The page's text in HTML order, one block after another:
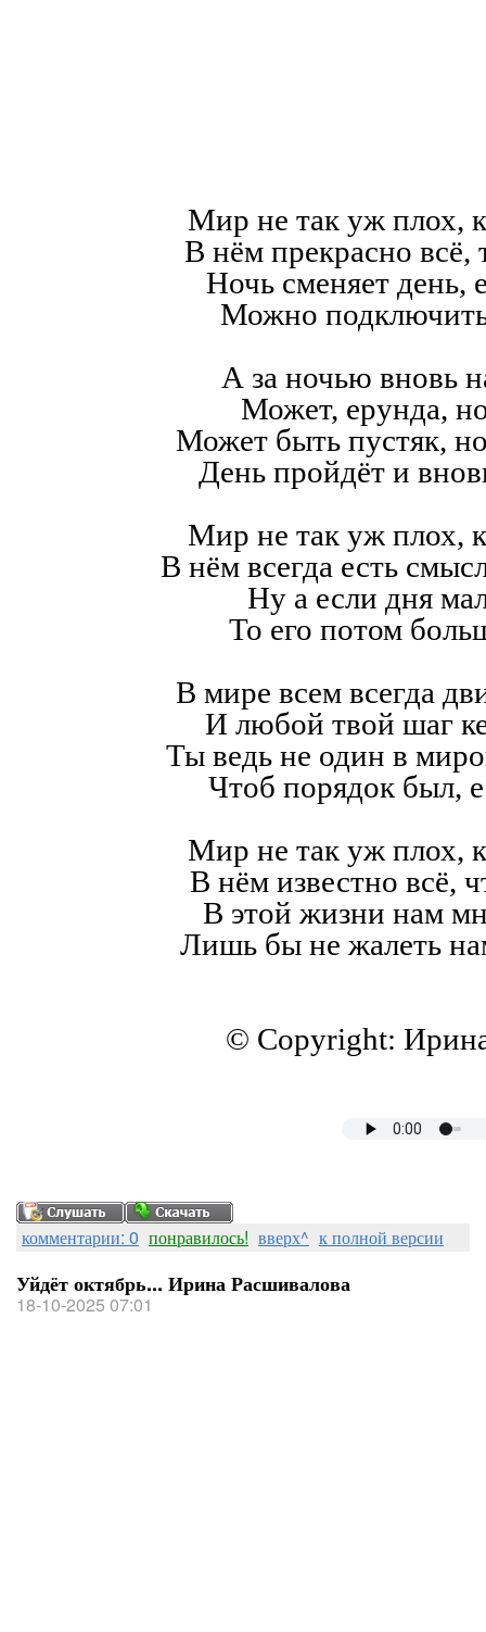
Мир не так уж плох,
В нём прекрасно всё,
Ночь сменяет день,
Можно
А за ночью вновь
Может, ерунда,
Может быть пустяк,
День пройдёт и
Мир не так уж плох,
В нём всегда есть
Ну а если дня
То его потом
В мире всем всегда
И любой твой шаг
Ты ведь не один в
Чтоб порядок был,
Мир не так уж плох,
В нём известно всё,
В этой жизни нам
Лишь бы не жалеть
© Copyright:
комментарии: 0 понравилось! вверх^ к полной версии
Уйдёт октябрь... Ирина Расшивалова
18-10-2025 07:01